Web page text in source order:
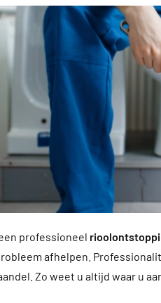
professioneel
afhelpen.
Zo weet u altijd waar u